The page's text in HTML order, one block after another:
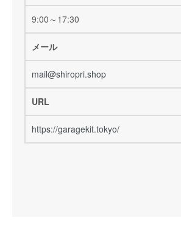
9:00～17:30
メール
mail@shiropri.shop
URL
https://garagekit.tokyo/